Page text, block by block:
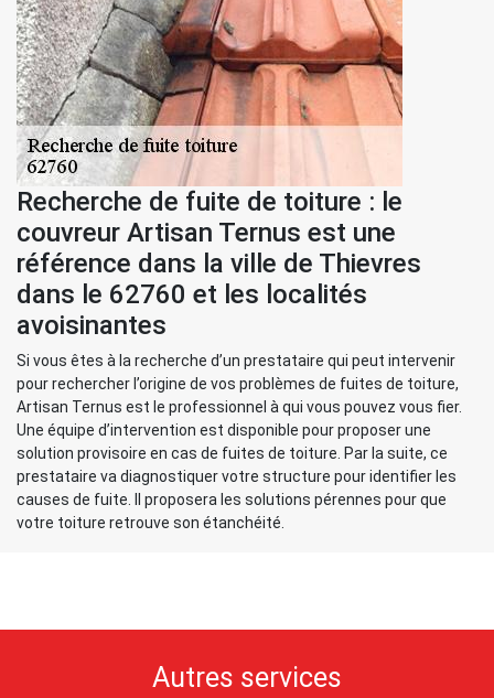
Recherche de fuite de toiture : le
couvreur Artisan Ternus est une
référence dans la ville de Thievres
dans le 62760 et les localités
avoisinantes
Si vous êtes à la recherche d’un prestataire qui peut intervenir
pour rechercher l’origine de vos problèmes de fuites de toiture,
Artisan Ternus est le professionnel à qui vous pouvez vous fier.
Une équipe d’intervention est disponible pour proposer une
solution provisoire en cas de fuites de toiture. Par la suite, ce
prestataire va diagnostiquer votre structure pour identifier les
causes de fuite. Il proposera les solutions pérennes pour que
votre toiture retrouve son étanchéité.
Autres services